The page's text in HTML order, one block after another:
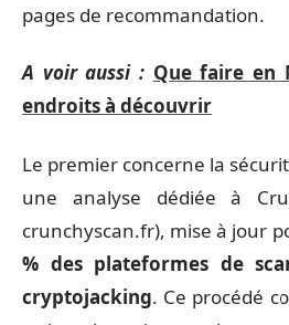
pages de recommandation.
A voir aussi : Que faire en
endroits à découvrir
Le premier concerne la
une analyse dédiée à
crunchyscan.fr), mise à jour
% des plateformes de
cryptojacking. Ce procédé